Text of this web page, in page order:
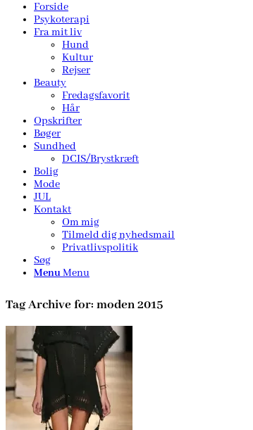
Forside
Psykoterapi
Fra mit liv
Hund
Kultur
Rejser
Beauty
Fredagsfavorit
Hår
Opskrifter
Bøger
Sundhed
DCIS/Brystkræft
Bolig
Mode
JUL
Kontakt
Om mig
Tilmeld dig nyhedsmail
Privatlivspolitik
Søg
MenuMenu
Tag Archive for: moden 2015